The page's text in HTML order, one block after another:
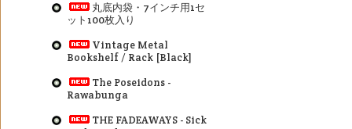
丸底内袋・7インチ用1セ
ット100枚入り
Vintage Metal
Bookshelf / Rack [Black]
The Poseidons -
Rawabunga
THE FADEAWAYS - Sick